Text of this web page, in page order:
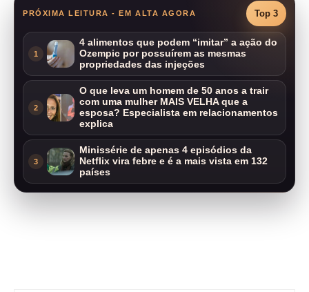
PRÓXIMA LEITURA - EM ALTA AGORA Top 3
1
4 alimentos que podem “imitar” a ação do
Ozempic por possuírem as mesmas
propriedades das injeções
2
O que leva um homem de 50 anos a trair
com uma mulher MAIS VELHA que a
esposa? Especialista em relacionamentos
explica
3
Minissérie de apenas 4 episódios da
Netflix vira febre e é a mais vista em 132
países